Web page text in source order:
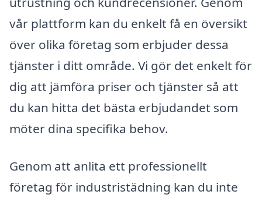
vår plattform kan du enkelt få en översikt
över olika företag som erbjuder dessa
tjänster i ditt område. Vi gör det enkelt för
dig att jämföra priser och tjänster så att
du kan hitta det bästa erbjudandet som
möter dina specifika behov.
Genom att anlita ett professionellt
företag för industristädning kan du inte